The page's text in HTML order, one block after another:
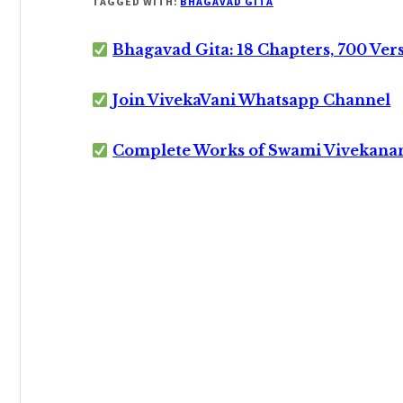
Bhagavad Gita: 18 Chapters, 700
Join VivekaVani Whatsapp Channel
Complete Works of Swami